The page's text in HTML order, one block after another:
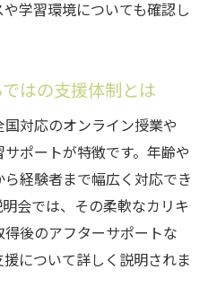
学習環境についても確認し
はの支援体制とは
対応のオンライン授業や
ポートが特徴です。年齢や
経験者まで幅広く対応でき
会では、その柔軟なカリキ
後のアフターサポートな
について詳しく説明されま